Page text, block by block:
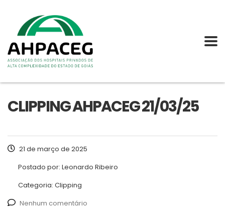
CLIPPING AHPACEG 21/03/25
21 de março de 2025
Postado por: Leonardo Ribeiro
Categoria: Clipping
Nenhum comentário